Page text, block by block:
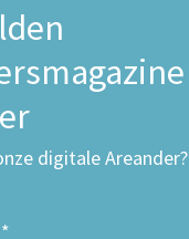
digitale Areander?